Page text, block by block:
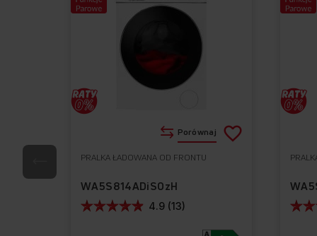
PRALKA ŁADOWANA OD FRONTU
WA5S814ADiSOzH
4.9 (13)
Porównaj Dodaj